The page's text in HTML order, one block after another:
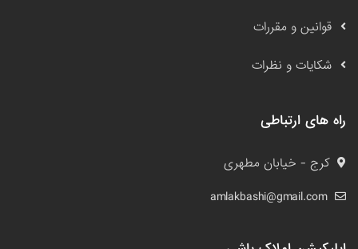
قوانین و مقررات
شکایات و نظرات
راه های ارتباطی
کرج - خیابان مطهری
amlakbashi@gmail.com